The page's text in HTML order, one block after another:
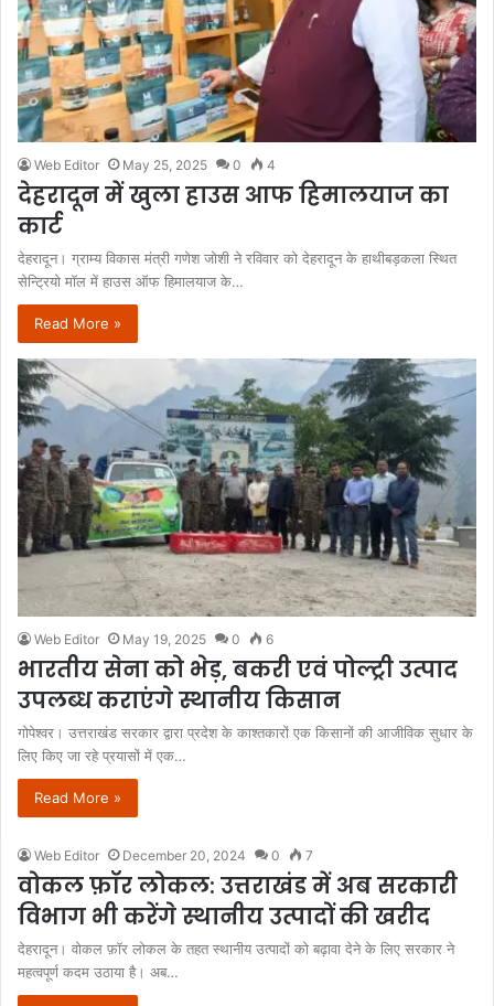
Web Editor May 25, 2025 0 4
देहरादून में खुला हाउस आफ हिमालयाज का
कार्ट
देहरादून। ग्राम्य विकास मंत्री गणेश जोशी ने रविवार को देहरादून के हाथीबड़कला स्थित
सेन्ट्रियो मॉल में हाउस ऑफ हिमालयाज के…
Read More »
Web Editor May 19, 2025 0 6
भारतीय सेना को भेड़, बकरी एवं पोल्ट्री उत्पाद
उपलब्ध कराएंगे स्थानीय किसान
गोपेश्वर। उत्तराखंड सरकार द्वारा प्रदेश के काश्तकारों एक किसानों की आजीविक सुधार के
लिए किए जा रहे प्रयासों में एक…
Read More »
Web Editor December 20, 2024 0 7
वोकल फ़ॉर लोकल: उत्तराखंड में अब सरकारी
विभाग भी करेंगे स्थानीय उत्पादों की खरीद
देहरादून। वोकल फ़ॉर लोकल के तहत स्थानीय उत्पादों को बढ़ावा देने के लिए सरकार ने
महत्वपूर्ण कदम उठाया है। अब…